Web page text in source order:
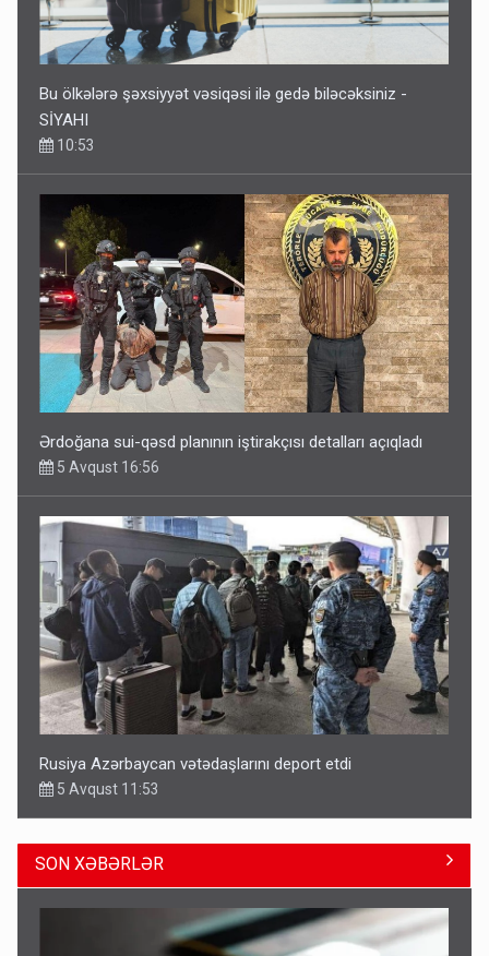
Ərdoğana sui-qəsd planının iştirakçısı detalları açıqladı
5 Avqust 16:56
Rusiya Azərbaycan vətədaşlarını deport etdi
5 Avqust 11:53
Rusiya azərbaycanlı diasporun obyektini məhv etdi -
FOTOLAR
5 Avqust 10:58
SON XƏBƏRLƏR